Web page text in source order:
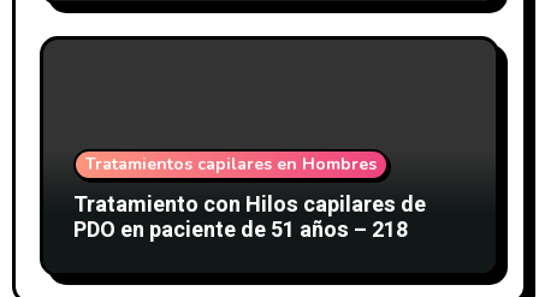
Tratamientos capilares en Hombres
Tratamiento con Hilos capilares de
PDO en paciente de 51 años – 218